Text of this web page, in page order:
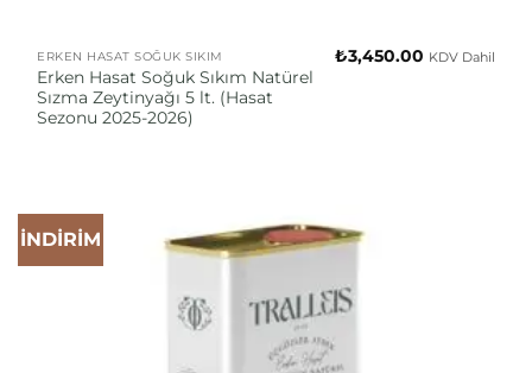
ERKEN HASAT SOĞUK SIKIM
Erken Hasat Soğuk Sıkım Natürel
Sızma Zeytinyağı 5 lt. (Hasat
Sezonu 2025-2026)
₺3,450.00 KDV Dahil
İNDİRİM